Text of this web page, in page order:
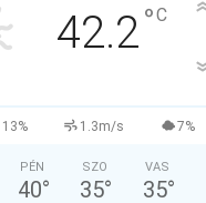
42.2°C
13% 1.3m/s 7%
PÉN
40°
SZO
35°
VAS
35°